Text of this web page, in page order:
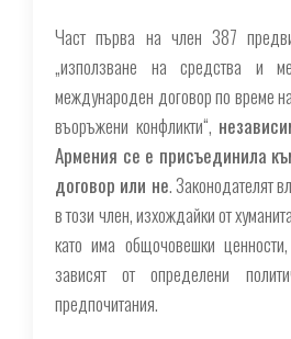
Част първа на член 387
„използване на средства и
международен договор по време
въоръжени конфликти“,
Армения се е присъединила
договор или не. Законодателят
в този член, изхождайки от
като има общочовешки
зависят от определени
предпочитания.